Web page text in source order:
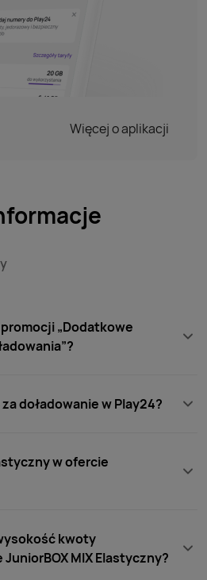
Więcej o aplikacji
„Dodatkowe
doładowanie w Play24?
w ofercie
kwoty
MIX Elastyczny?